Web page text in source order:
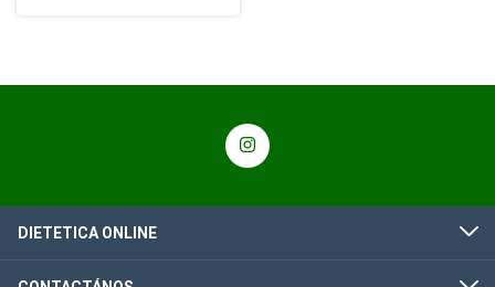
DIETETICA ONLINE